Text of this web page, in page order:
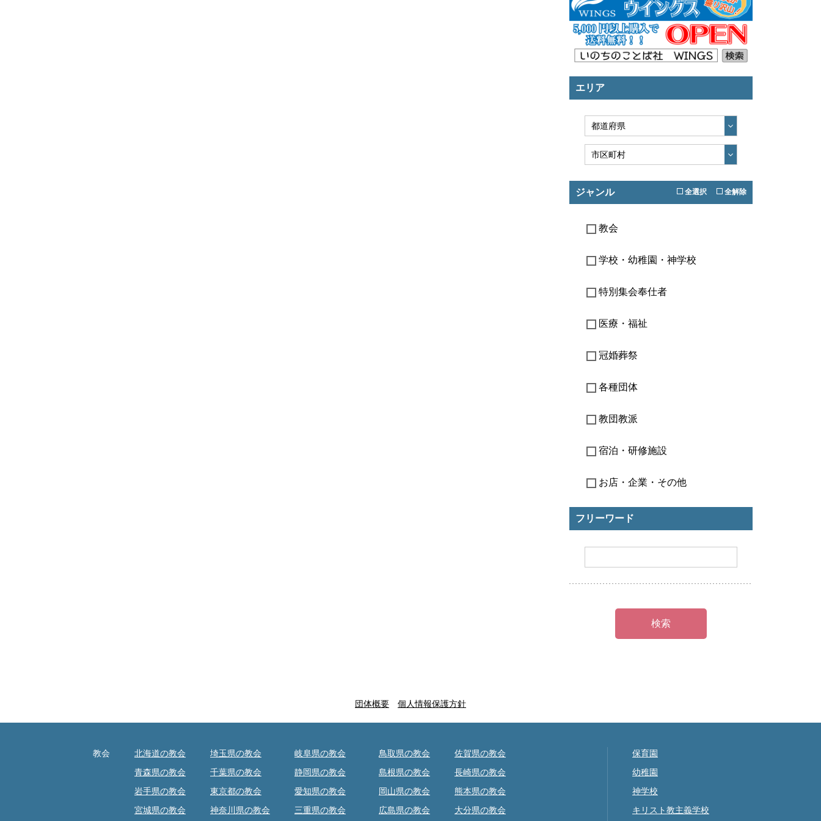
エリア
ジャンル 全選択 全解除
教会
学校・幼稚園・神学校
特別集会奉仕者
医療・福祉
冠婚葬祭
各種団体
教団教派
宿泊・研修施設
お店・企業・その他
フリーワード
団体概要 個人情報保護方針
教会 北海道の教会
青森県の教会
岩手県の教会
宮城県の教会
埼玉県の教会
千葉県の教会
東京都の教会
神奈川県の教会
岐阜県の教会
静岡県の教会
愛知県の教会
三重県の教会
鳥取県の教会
島根県の教会
岡山県の教会
広島県の教会
佐賀県の教会
長崎県の教会
熊本県の教会
大分県の教会
保育園
幼稚園
神学校
キリスト教主義学校